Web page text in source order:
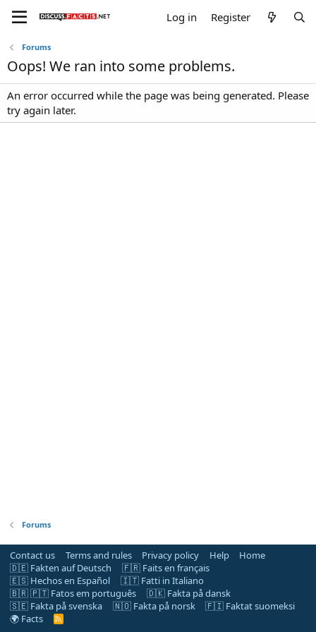
Log in Register
Forums
Oops! We ran into some problems.
An error occurred while the page was being generated. Please
try again later.
Forums
Contact us Terms and rules Privacy policy Help
Home
🇩🇪 Fakten auf Deutsch
🇫🇷 Faits en français
🇪🇸 Hechos en Español
🇮🇹 Fatti in Italiano
🇧🇷 🇵🇹 Fatos em português
🇩🇰 Fakta på dansk
🇸🇪 Fakta på svenska
🇳🇴 Fakta på norsk
🇫🇮 Faktat suomeksi
🌍 Facts
R